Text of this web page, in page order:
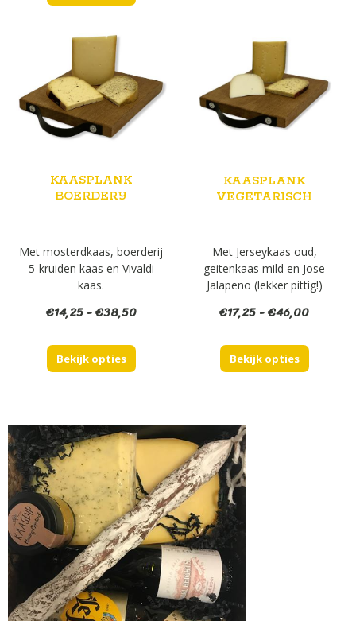
KAASPLANK
BOERDERIJ
Met mosterdkaas, boerderij
5-kruiden kaas en Vivaldi
kaas.
€14,25-€38,50Prijsklasse:
tot
Bekijk opties
KAASPLANK
VEGETARISCH
Met Jerseykaas oud,
geitenkaas mild en Jose
Jalapeno (lekker pittig!)
€17,25-€46,00
tot
€46,00
Bekijk opties